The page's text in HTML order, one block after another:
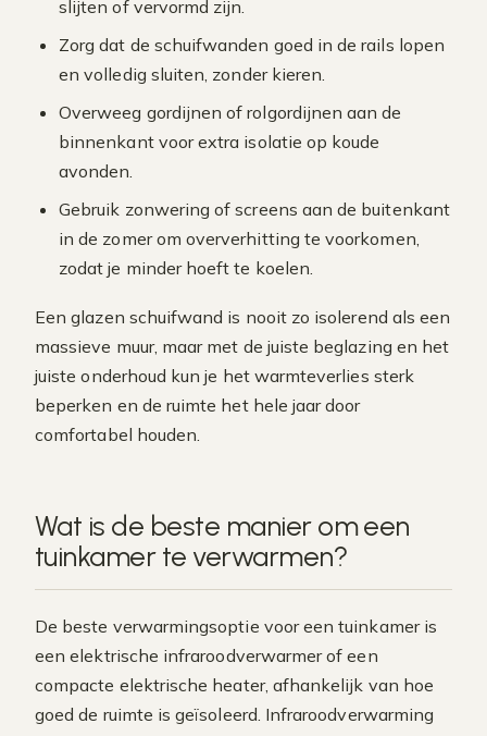
slijten of vervormd zijn.
Zorg dat de schuifwanden goed in de rails lopen
en volledig sluiten, zonder kieren.
Overweeg gordijnen of rolgordijnen aan de
binnenkant voor extra isolatie op koude
avonden.
Gebruik zonwering of screens aan de buitenkant
in de zomer om oververhitting te voorkomen,
zodat je minder hoeft te koelen.
Een glazen schuifwand is nooit zo isolerend als een
massieve muur, maar met de juiste beglazing en het
juiste onderhoud kun je het warmteverlies sterk
beperken en de ruimte het hele jaar door
comfortabel houden.
Wat is de beste manier om een
tuinkamer te verwarmen?
De beste verwarmingsoptie voor een tuinkamer is
een elektrische infraroodverwarmer of een
compacte elektrische heater, afhankelijk van hoe
goed de ruimte is geïsoleerd. Infraroodverwarming